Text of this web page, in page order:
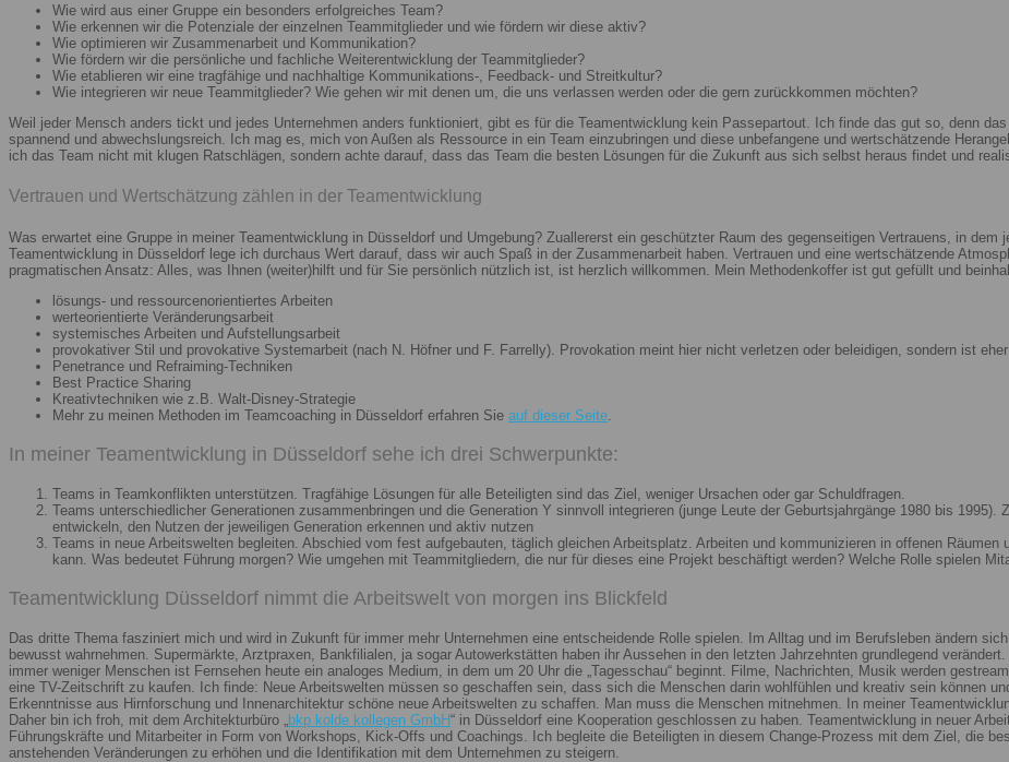
Wie wird aus einer Gruppe ein besonders erfolgreiches Team?
Wie erkennen wir die Potenziale der einzelnen Teammitglieder und wie fördern wir diese aktiv?
Wie optimieren wir Zusammenarbeit und Kommunikation?
Wie fördern wir die persönliche und fachliche Weiterentwicklung der Teammitglieder?
Wie etablieren wir eine tragfähige und nachhaltige Kommunikations-, Feedback- und Streitkultur?
Wie integrieren wir neue Teammitglieder? Wie gehen wir mit denen um, die uns verlassen werden oder die gern zurückkommen möchten?
Weil jeder Mensch anders tickt und jedes Unternehmen anders funktioniert, gibt es für die Teamentwicklung kein Passepartout. Ich finde das gut so, denn
spannend und abwechslungsreich. Ich mag es, mich von Außen als Ressource in ein Team einzubringen und diese unbefangene und wertschätzende
ich das Team nicht mit klugen Ratschlägen, sondern achte darauf, dass das Team die besten Lösungen für die Zukunft aus sich selbst heraus findet und
Vertrauen und Wertschätzung zählen in der Teamentwicklung
Was erwartet eine Gruppe in meiner Teamentwicklung in Düsseldorf und Umgebung? Zuallererst ein geschützter Raum des gegenseitigen Vertrauens, in
Teamentwicklung in Düsseldorf lege ich durchaus Wert darauf, dass wir auch Spaß in der Zusammenarbeit haben. Vertrauen und eine wertschätzende
pragmatischen Ansatz: Alles, was Ihnen (weiter)hilft und für Sie persönlich nützlich ist, ist herzlich willkommen. Mein Methodenkoffer ist gut gefüllt und
lösungs- und ressourcenorientiertes Arbeiten
werteorientierte Veränderungsarbeit
systemisches Arbeiten und Aufstellungsarbeit
provokativer Stil und provokative Systemarbeit (nach N. Höfner und F. Farrelly). Provokation meint hier nicht verletzen oder beleidigen, sondern ist
Penetrance und Refraiming-Techniken
Best Practice Sharing
Kreativtechniken wie z.B. Walt-Disney-Strategie
Mehr zu meinen Methoden im Teamcoaching in Düsseldorf erfahren Sie auf dieser Seite.
In meiner Teamentwicklung in Düsseldorf sehe ich drei Schwerpunkte:
Teams in Teamkonflikten unterstützen. Tragfähige Lösungen für alle Beteiligten sind das Ziel, weniger Ursachen oder gar Schuldfragen.
Teams unterschiedlicher Generationen zusammenbringen und die Generation Y sinnvoll integrieren (junge Leute der Geburtsjahrgänge 1980 bis
entwickeln, den Nutzen der jeweiligen Generation erkennen und aktiv nutzen
Teams in neue Arbeitswelten begleiten. Abschied vom fest aufgebauten, täglich gleichen Arbeitsplatz. Arbeiten und kommunizieren in offenen
kann. Was bedeutet Führung morgen? Wie umgehen mit Teammitgliedern, die nur für dieses eine Projekt beschäftigt werden? Welche Rolle spielen
Teamentwicklung Düsseldorf nimmt die Arbeitswelt von morgen ins Blickfeld
Das dritte Thema fasziniert mich und wird in Zukunft für immer mehr Unternehmen eine entscheidende Rolle spielen. Im Alltag und im Berufsleben ändern
bewusst wahrnehmen. Supermärkte, Arztpraxen, Bankfilialen, ja sogar Autowerkstätten haben ihr Aussehen in den letzten Jahrzehnten grundlegend
immer weniger Menschen ist Fernsehen heute ein analoges Medium, in dem um 20 Uhr die „Tagesschau“ beginnt. Filme, Nachrichten, Musik werden
eine TV-Zeitschrift zu kaufen. Ich finde: Neue Arbeitswelten müssen so geschaffen sein, dass sich die Menschen darin wohlfühlen und kreativ sein können
Erkenntnisse aus Hirnforschung und Innenarchitektur schöne neue Arbeitswelten zu schaffen. Man muss die Menschen mitnehmen. In meiner
Daher bin ich froh, mit dem Architekturbüro „bkp kolde kollegen GmbH“ in Düsseldorf eine Kooperation geschlossen zu haben. Teamentwicklung in neuer
Führungskräfte und Mitarbeiter in Form von Workshops, Kick-Offs und Coachings. Ich begleite die Beteiligten in diesem Change-Prozess mit dem Ziel, die
anstehenden Veränderungen zu erhöhen und die Identifikation mit dem Unternehmen zu steigern.